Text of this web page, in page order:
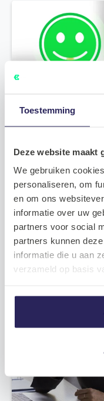
Toestemming
Deze website maakt
We gebruiken
personaliseren, om
en om ons
informatie over uw
partners voor social
partners kunnen
informatie die u aan
verzameld op basis
Het belang van
voor het
2023.07.20